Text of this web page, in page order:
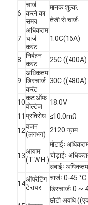
6
चार्ज
करने का
समय
मानक शुल्क:
तेजी से चार्जः
7
अधिकतम
चार्ज
करंट
1.0C(16A)
8
निर्वहन
करंट
25C ((400A)
9
अधिकतम
डिस्चार्ज
करंट
30C ((480A)
10
कट ऑफ
वोल्टेज
18.0V
11 प्रतिरोध ≤10.0mΩ
12
वजन
(लगभग)
2120 ग्राम
13
आयाम
(T.W.H.)
मोटाईः
चौड़ाईः
लंबाईः
14
ऑपरेटिंग
टेराचर
चार्जः 0-45 °C
डिस्चार्जः 0 ~
छोटी अवधि